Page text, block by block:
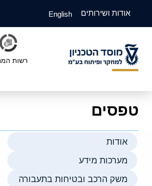
אודות ושירותים English
רשות
טפסים
אודות
מערכות מידע
משק הרכב ובטיחות בתעבורה